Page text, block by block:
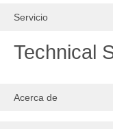
Servicio
Technical
Acerca de